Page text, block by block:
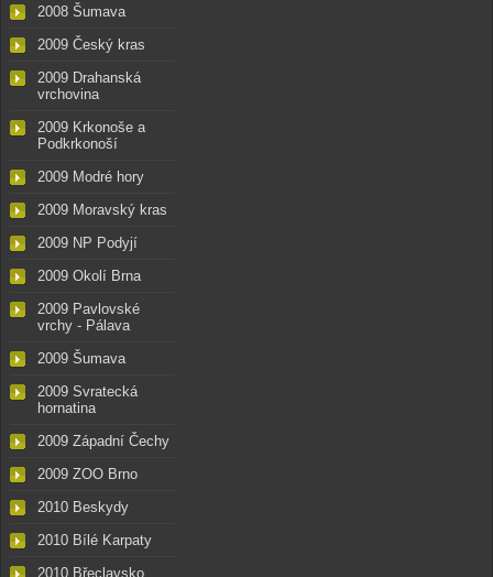
2008 Šumava
2009 Český kras
2009 Drahanská
vrchovina
2009 Krkonoše a
Podkrkonoší
2009 Modré hory
2009 Moravský kras
2009 NP Podyjí
2009 Okolí Brna
2009 Pavlovské
vrchy - Pálava
2009 Šumava
2009 Svratecká
hornatina
2009 Západní Čechy
2009 ZOO Brno
2010 Beskydy
2010 Bílé Karpaty
2010 Břeclavsko